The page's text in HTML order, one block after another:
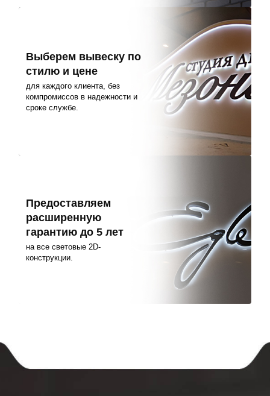
Выберем вывеску по
стилю и цене
для каждого клиента, без
компромиссов в надежности и
сроке службе.
Предоставляем
расширенную
гарантию до 5 лет
на все световые 2D-
конструкции.